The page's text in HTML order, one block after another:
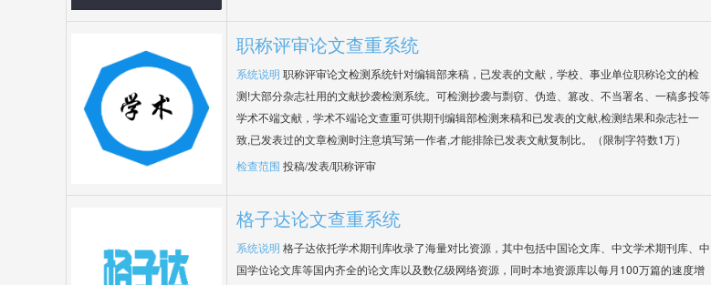
职称评审论文查重系统
系统说明 职称评审论文检测系统针对编辑部来稿，已发表的文献，学校、事业单位职称论文的检
测!大部分杂志社用的文献抄袭检测系统。可检测抄袭与剽窃、伪造、篡改、不当署名、一稿多投等
学术不端文献，学术不端论文查重可供期刊编辑部检测来稿和已发表的文献,检测结果和杂志社一
致,已发表过的文章检测时注意填写第一作者,才能排除已发表文献复制比。（限制字符数1万）
检查范围 投稿/发表/职称评审
格子达论文查重系统
系统说明 格子达依托学术期刊库收录了海量对比资源，其中包括中国论文库、中文学术期刊库、中
国学位论文库等国内齐全的论文库以及数亿级网络资源，同时本地资源库以每月100万篇的速度增